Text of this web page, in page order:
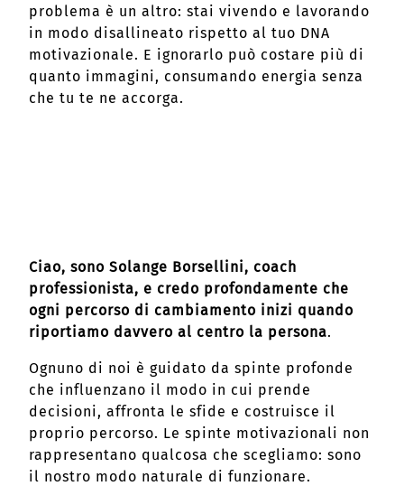
problema è un altro: stai vivendo e lavorando
in modo disallineato rispetto al tuo DNA
motivazionale. E ignorarlo può costare più di
quanto immagini, consumando energia senza
che tu te ne accorga.
Ciao, sono Solange Borsellini, coach
professionista, e credo profondamente che
ogni percorso di cambiamento inizi quando
riportiamo davvero al centro la persona.
Ognuno di noi è guidato da spinte profonde
che influenzano il modo in cui prende
decisioni, affronta le sfide e costruisce il
proprio percorso. Le spinte motivazionali non
rappresentano qualcosa che scegliamo: sono
il nostro modo naturale di funzionare.